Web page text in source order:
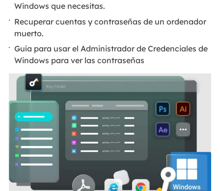
Windows que necesitas.
Recuperar cuentas y contraseñas de un ordenador
muerto.
Guía para usar el Administrador de Credenciales de
Windows para ver las contraseñas